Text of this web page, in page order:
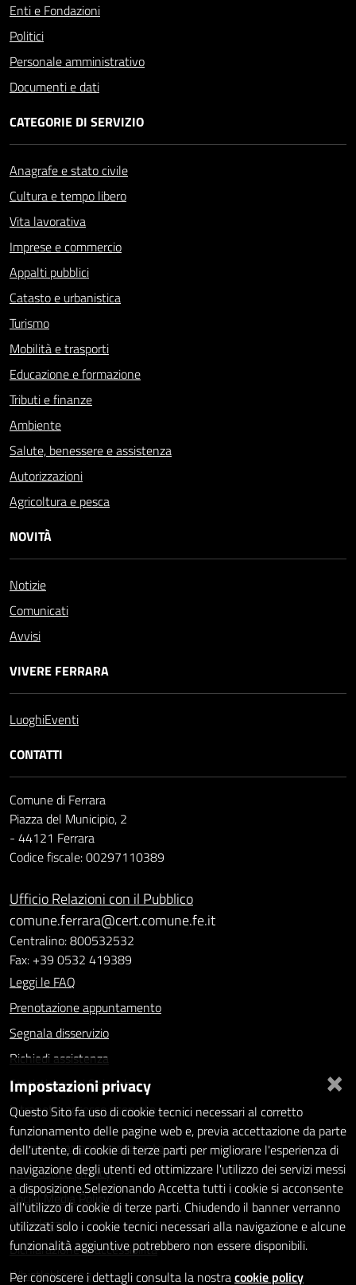
Enti e Fondazioni
Politici
Personale amministrativo
Documenti e dati
CATEGORIE DI SERVIZIO
Anagrafe e stato civile
Cultura e tempo libero
Vita lavorativa
Imprese e commercio
Appalti pubblici
Catasto e urbanistica
Turismo
Mobilità e trasporti
Educazione e formazione
Tributi e finanze
Ambiente
Salute, benessere e assistenza
Autorizzazioni
Agricoltura e pesca
NOVITÀ
Notizie
Comunicati
Avvisi
VIVERE FERRARA
LuoghiEventi
CONTATTI
Comune di Ferrara
Piazza del Municipio, 2
- 44121 Ferrara
Codice fiscale: 00297110389
Ufficio Relazioni con il Pubblico
comune.ferrara@cert.comune.fe.it
Centralino: 800532532
Fax: +39 0532 419389
Leggi le FAQ
Prenotazione appuntamento
Segnala disservizio
Richiedi assistenza
Statistiche dei Siti web
Intranet - accesso riservato
Amministrazione trasparente
Informativa privacy
Social Media Policy
Note legali
Dichiarazione di accessibilità
Whistleblowing
×
Impostazioni privacy
Questo Sito fa uso di cookie tecnici necessari al corretto
funzionamento delle pagine web e, previa accettazione da parte
dell'utente, di cookie di terze parti per migliorare l'esperienza di
navigazione degli utenti ed ottimizzare l'utilizzo dei servizi messi
a disposizione.Selezionando Accetta tutti i cookie si acconsente
all'utilizzo di cookie di terze parti. Chiudendo il banner verranno
utilizzati solo i cookie tecnici necessari alla navigazione e alcune
funzionalità aggiuntive potrebbero non essere disponibili.
Per conoscere i dettagli consulta la nostracookie policy